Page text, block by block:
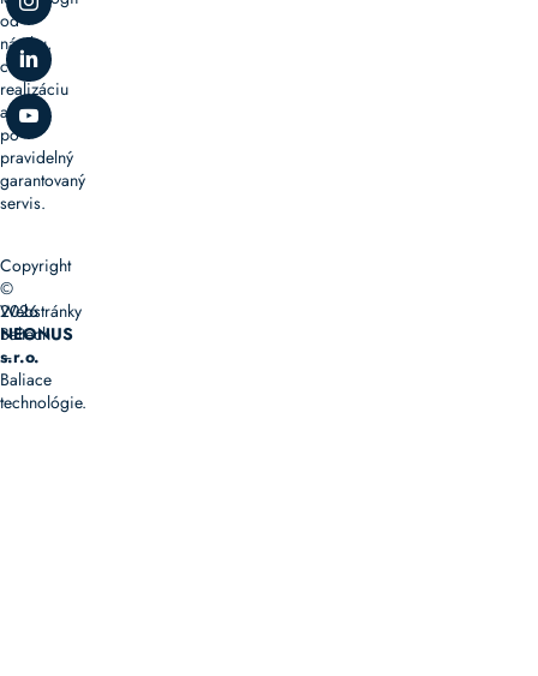
od
návrhu,
cez
realizáciu
až
po
pravidelný
garantovaný
servis.
Copyright
©
2026
Baltech
–
Baliace
technológie.
Webstránky
NEONUS
s.r.o.